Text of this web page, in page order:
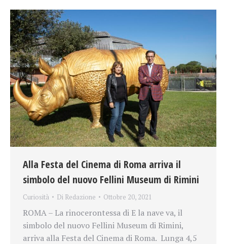
Alla Festa del Cinema di Roma arriva il
simbolo del nuovo Fellini Museum di Rimini
Curiosità Di Redazione Ottobre 20, 2021
ROMA – La rinocerontessa di E la nave va, il
simbolo del nuovo Fellini Museum di Rimini,
arriva alla Festa del Cinema di Roma. Lunga 4,5